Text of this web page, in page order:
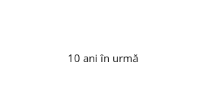
10 ani în urmă